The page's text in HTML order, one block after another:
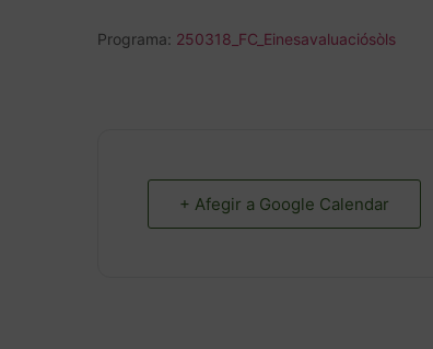
Programa: 250318_FC_Einesavaluaciósòls
+ Afegir a Google Calendar